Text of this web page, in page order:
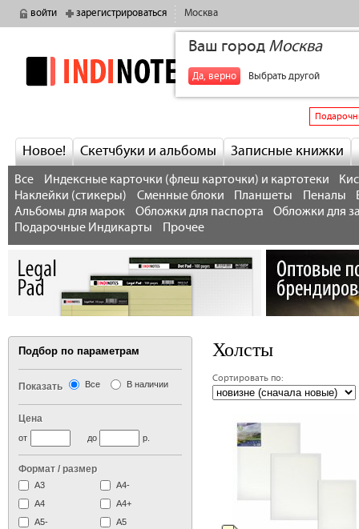
войти зарегистрироваться Москва
Ваш город Москва
Да, верно Выбрать другой
indinotes
Новое! Скетчбуки и альбомы Записные книжки
Все Индексные карточки (флеш карточки) и картотеки
Наклейки (стикеры)
Сменные блоки Планшеты Пеналы
Альбомы для марок
Обложки для паспорта
Обложки для
Подарочные Индикарты
Прочее
Холсты
Сортировать по:
Подбор по параметрам
Показать Все В наличии
Цена
до
от р.
Формат / размер
А3
А4-
А4
A4+
А5-
А5